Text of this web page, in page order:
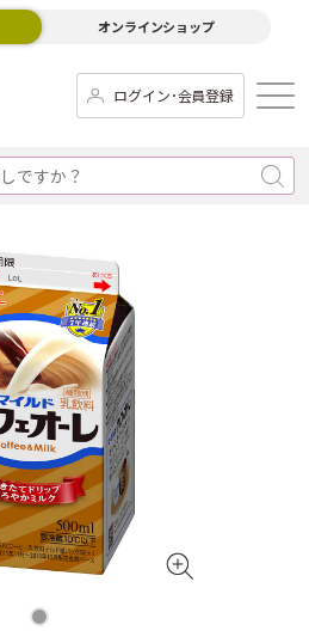
オンラインショップ
ログイン･会員登録